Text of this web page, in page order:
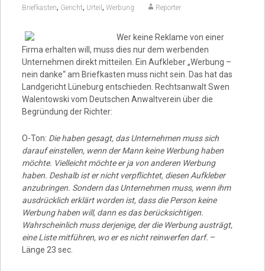
Briefkasten, Gericht, Urteil , Werbung Reporter
Wer keine Reklame von einer
Firma erhalten will, muss dies nur dem werbenden
Unternehmen direkt mitteilen. Ein Aufkleber „Werbung –
nein danke“ am Briefkasten muss nicht sein. Das hat das
Landgericht Lüneburg entschieden. Rechtsanwalt Swen
Walentowski vom Deutschen Anwaltverein über die
Begründung der Richter:
O-Ton: Die haben gesagt, das Unternehmen muss sich
darauf einstellen, wenn der Mann keine Werbung haben
möchte. Vielleicht möchte er ja von anderen Werbung
haben. Deshalb ist er nicht verpflichtet, diesen Aufkleber
anzubringen. Sondern das Unternehmen muss, wenn ihm
ausdrücklich erklärt worden ist, dass die Person keine
Werbung haben will, dann es das berücksichtigen.
Wahrscheinlich muss derjenige, der die Werbung austrägt,
eine Liste mitführen, wo er es nicht reinwerfen darf. –
Länge 23 sec.